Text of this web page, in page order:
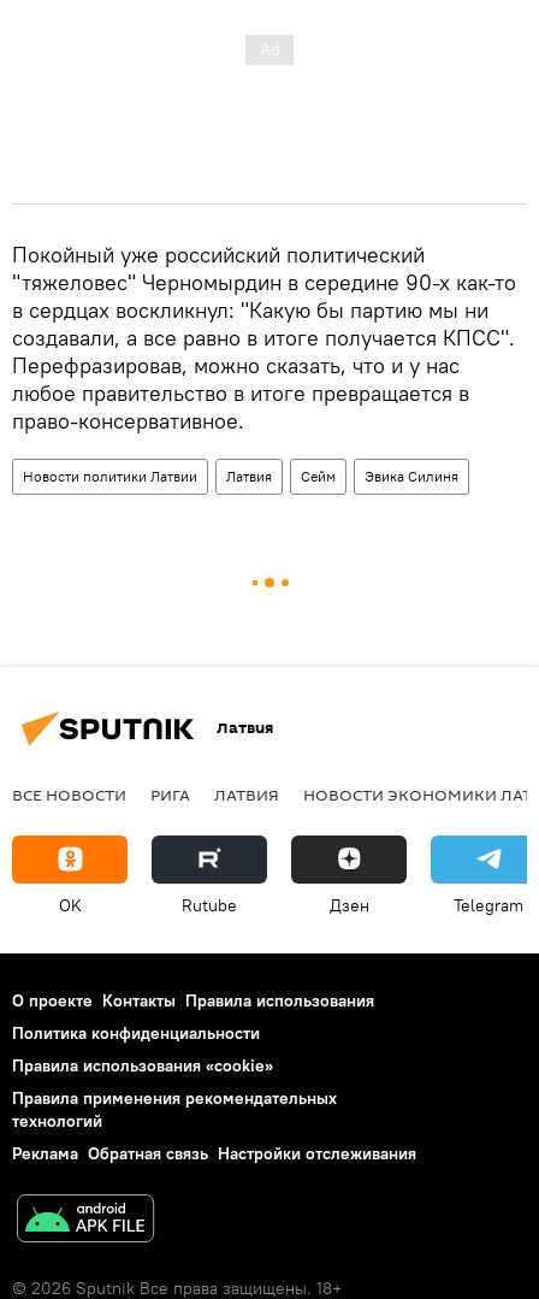
Покойный уже российский политический
"тяжеловес" Черномырдин в середине 90-х как-то
в сердцах воскликнул: "Какую бы партию мы ни
создавали, а все равно в итоге получается КПСС".
Перефразировав, можно сказать, что и у нас
любое правительство в итоге превращается в
право-консервативное.
Новости политики Латвии Латвия Сейм Эвика Силиня
Латвия
ВСЕ НОВОСТИ РИГА ЛАТВИЯ НОВОСТИ ЭКОНОМИКИ
OK Rutube Дзен Telegram
О проекте Контакты Правила использования
Политика конфиденциальности
Правила использования «cookie»
Правила применения рекомендательных
технологий
Реклама Обратная связь Настройки отслеживания
© 2026 Sputnik Все права защищены. 18+